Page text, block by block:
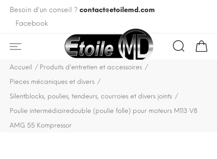
Besoin d'un conseil ? contact@etoilemd.com
Facebook
Accueil
Produits d'entretien et accessoires
Pieces mécaniques et divers
Silentblocks, poulies, tendeurs, courroies et divers joints
Poulie intermédiairedouble (poulie folle) pour moteurs M113 V8
AMG 55 Kompressor